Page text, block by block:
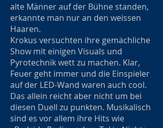
alte Männer auf der Bühne standen,
erkannte man nur an den weissen
Haaren.
Krokus versuchten ihre gemächliche
Show mit einigen Visuals und
Pyrotechnik wett zu machen. Klar,
Feuer geht immer und die Einspieler
auf der LED-Wand waren auch cool.
Das allein reicht aber nicht um bei
diesen Duell zu punkten. Musikalisch
sind es vor allem ihre Hits wie